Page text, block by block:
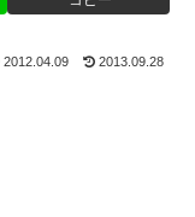
2012.04.09 2013.09.28